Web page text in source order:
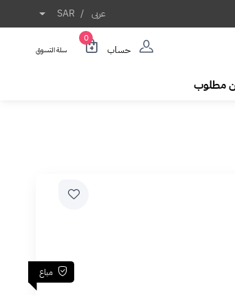
عربى /
SAR
حساب
0
سلة التسوق
مطلوب
مباع